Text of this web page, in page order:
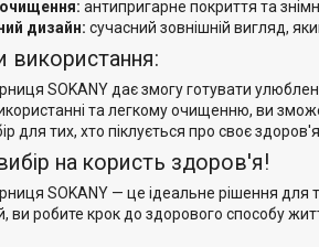
антипригарне покриття та
дизайн: сучасний зовнішній вигляд,
використання:
SOKANY дає змогу готувати улюблені
та легкому очищенню, ви
для тих, хто піклується про своє
на користь здоров'я!
SOKANY — це ідеальне рішення для
ви робите крок до здорового способу